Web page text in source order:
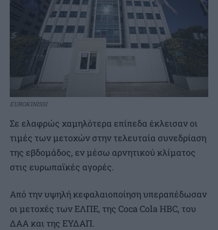
EUROKINISSI
Σε ελαφρώς χαμηλότερα επίπεδα έκλεισαν οι
τιμές των μετοχών στην τελευταία συνεδρίαση
της εβδομάδος, εν μέσω αρνητικού κλίματος
στις ευρωπαϊκές αγορές.
Από την υψηλή κεφαλαιοποίηση υπεραπέδωσαν
οι μετοχές των ΕΛΠΕ, της Coca Cola HBC, του
ΔΑΑ και της ΕΥΔΑΠ.